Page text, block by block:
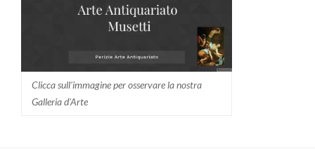
Clicca sull'immagine per osservare la nostra
Galleria d'Arte